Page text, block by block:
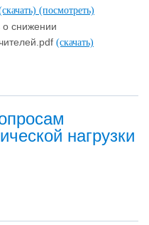
(посмотреть)
снижении
(скачать)
нагрузки